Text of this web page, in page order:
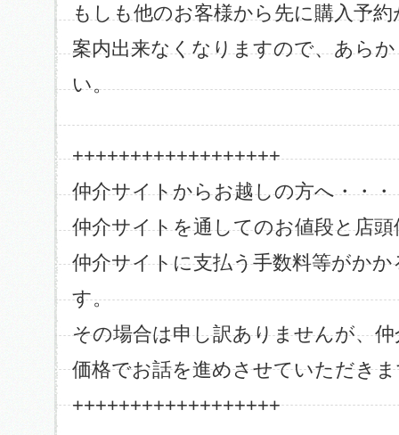
もしも他のお客様から先に購入予
案内出来なくなりますので、あら
い。
++++++++++++++++++
仲介サイトからお越しの方へ・・・
仲介サイトを通してのお値段と店
仲介サイトに支払う手数料等がか
す。
その場合は申し訳ありませんが、
価格でお話を進めさせていただき
++++++++++++++++++